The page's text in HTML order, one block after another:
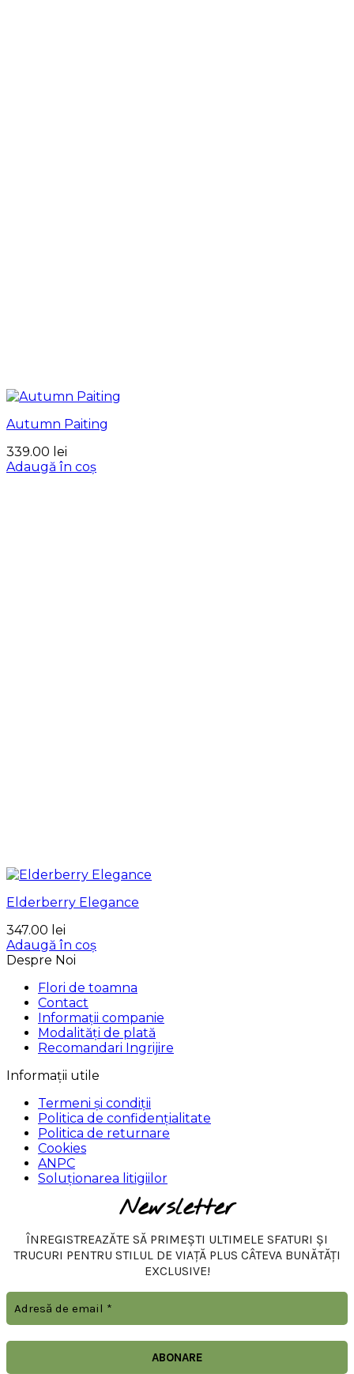
Autumn Paiting
339.00 lei
Adaugă în coș
Elderberry Elegance
347.00 lei
Adaugă în coș
Despre Noi
Flori de toamna
Contact
Informații companie
Modalități de plată
Recomandari Ingrijire
Informații utile
Termeni și condiții
Politica de confidențialitate
Politica de returnare
Cookies
ANPC
Soluționarea litigiilor
Newsletter
ÎNREGISTREAZĂTE SĂ PRIMEȘTI ULTIMELE SFATURI ȘI
TRUCURI PENTRU STILUL DE VIAȚĂ PLUS CÂTEVA BUNĂTĂȚI
EXCLUSIVE!